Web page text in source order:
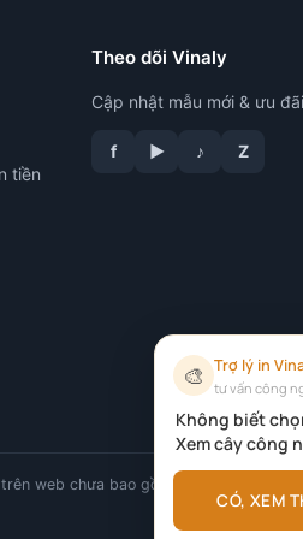
tiền
Theo dõi Vinaly
Cập nhật mẫu mới & ưu
f ▶ ♪ Z
web chưa bao gồm VAT.
🎨 Trợ lý in
tư vấn công
Không biết
Xem cây công
CÓ, XEM